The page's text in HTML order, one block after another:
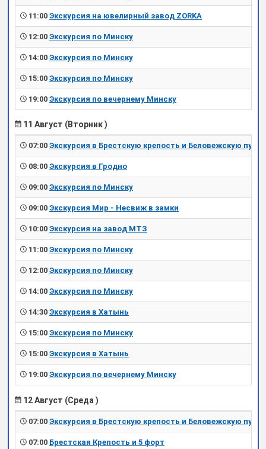
11:00 Экскурсия на ювелирный завод ZORKA
12:00 Экскурсия по Минску
14:00 Экскурсия по Минску
15:00 Экскурсия по Минску
19:00 Экскурсия по вечернему Минску
11 Август (Вторник )
07:00 Экскурсия в Брестскую крепость и Беловежскую пущу
08:00 Экскурсия в Гродно
09:00 Экскурсия по Минску
09:00 Экскурсия Мир - Несвиж в замки
10:00 Экскурсия на завод МТЗ
11:00 Экскурсия по Минску
12:00 Экскурсия по Минску
14:00 Экскурсия по Минску
14:30 Экскурсия в Хатынь
15:00 Экскурсия по Минску
15:00 Экскурсия в Хатынь
19:00 Экскурсия по вечернему Минску
12 Август (Среда )
07:00 Экскурсия в Брестскую крепость и Беловежскую пущу
07:00 Брестская Крепость и 5 форт